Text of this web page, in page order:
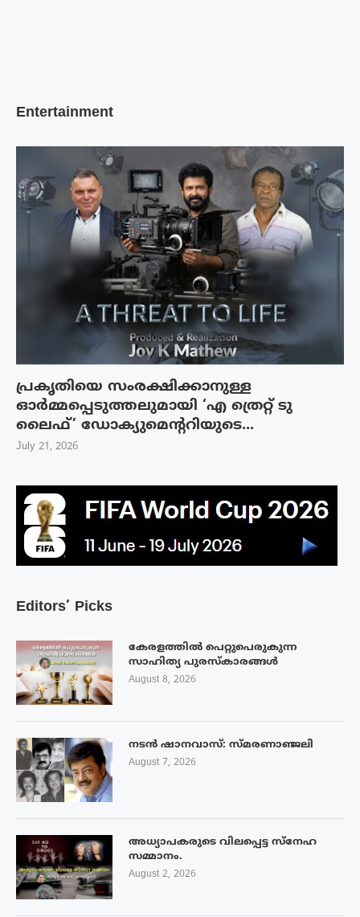
Editors’ Picks
കേരളത്തിൽ പെറ്റുപെരുകുന്ന
സാഹിത്യ പുരസ്‌കാരങ്ങൾ
August 8, 2026
നടൻ ഷാനവാസ്: സ്മരണാഞ്ജലി
August 7, 2026
അധ്യാപകരുടെ വിലപ്പെട്ട സ്നേഹ
സമ്മാനം.
August 2, 2026
Entertainment
പ്രകൃതിയെ സംരക്ഷിക്കാനുള്ള
ഓർമ്മപ്പെടുത്തലുമായി ‘എ ത്രെറ്റ് ടു
ലൈഫ്’ ഡോക്യുമെന്ററിയുടെ...
July 21, 2026